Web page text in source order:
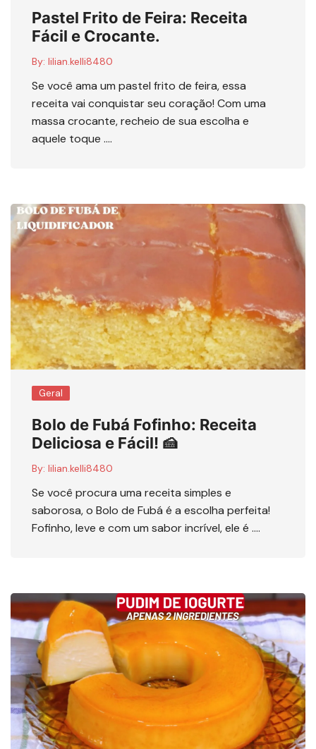
Pastel Frito de Feira: Receita
Fácil e Crocante.
By: lilian.kelli8480
Se você ama um pastel frito de feira, essa
receita vai conquistar seu coração! Com uma
massa crocante, recheio de sua escolha e
aquele toque ….
Geral
Bolo de Fubá Fofinho: Receita
Deliciosa e Fácil! 🍰
By: lilian.kelli8480
Se você procura uma receita simples e
saborosa, o Bolo de Fubá é a escolha perfeita!
Fofinho, leve e com um sabor incrível, ele é ….